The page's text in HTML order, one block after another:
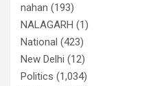
nahan (193)
NALAGARH (1)
National (423)
New Delhi (12)
Politics (1,034)